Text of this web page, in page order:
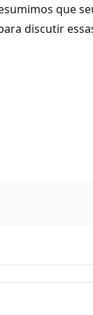
que
discutir